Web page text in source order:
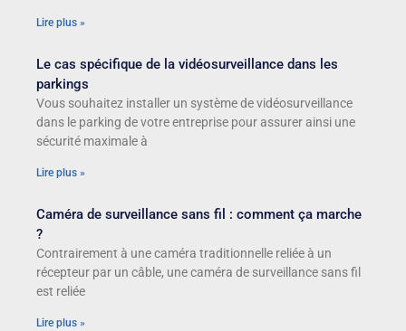
Lire plus »
Le cas spécifique de la vidéosurveillance dans les
parkings
Vous souhaitez installer un système de vidéosurveillance
dans le parking de votre entreprise pour assurer ainsi une
sécurité maximale à
Lire plus »
Caméra de surveillance sans fil : comment ça marche
?
Contrairement à une caméra traditionnelle reliée à un
récepteur par un câble, une caméra de surveillance sans fil
est reliée
Lire plus »